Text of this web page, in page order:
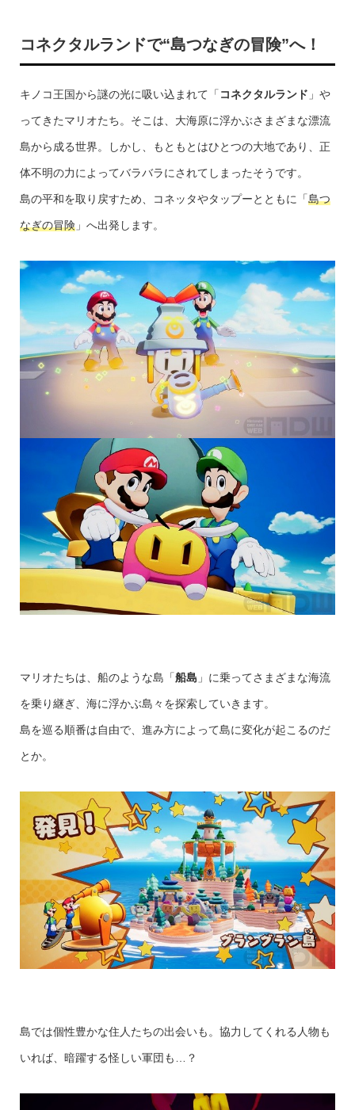
コネクタルランドで“島つなぎの冒険”へ！
キノコ王国から謎の光に吸い込まれて「 コネクタルランド 」や
ってきたマリオたち。そこは、大海原に浮かぶさまざまな漂流
島から成る世界。しかし、もともとはひとつの大地であり、正
体不明の力によってバラバラにされてしまったそうです。
島の平和を取り戻すため、コネッタやタップーとともに「島つ
なぎの冒険」へ出発します。
マリオたちは、船のような島「船島 」に乗ってさまざまな海流
を乗り継ぎ、海に浮かぶ島々を探索していきます。
島を巡る順番は自由で、進み方によって島に変化が起こるのだ
とか。
島では個性豊かな住人たちの出会いも。協力してくれる人物も
いれば、暗躍する怪しい軍団も…？